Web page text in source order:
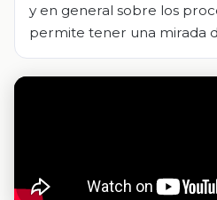
y en general sobre los
permite tener una mirada